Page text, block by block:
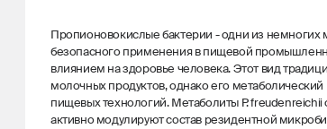
Пропионовокислые бактерии - одни из немногих
безопасного применения в пищевой
влиянием на здоровье человека. Этот вид
молочных продуктов, однако его
пищевых технологий. Метаболиты P.
активно модулируют состав резидентной